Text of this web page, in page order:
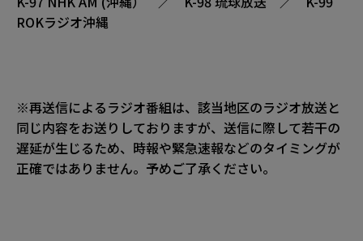
ROKラジオ沖縄
※再送信によるラジオ番組は、該当地区のラジオ放送と
同じ内容をお送りしておりますが、送信に際して若干の
遅延が生じるため、時報や緊急速報などのタイミングが
正確ではありません。予めご了承ください。